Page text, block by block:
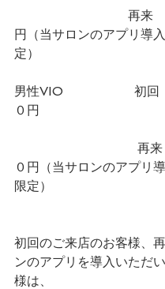
再来　　６
円（当サロンのアプリ導
定）
男性VIO                  初回
０円
０円（当サロンのアプリ
限定）
初回のご来店のお客様、
ンのアプリを導入いただ
様は、